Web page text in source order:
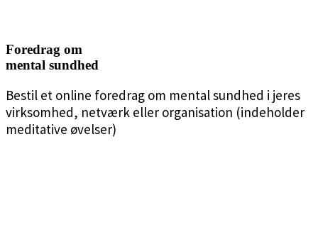
Foredrag om
mental sundhed
Bestil et online foredrag om mental sundhed i jeres
virksomhed, netværk eller organisation (indeholder
meditative øvelser)